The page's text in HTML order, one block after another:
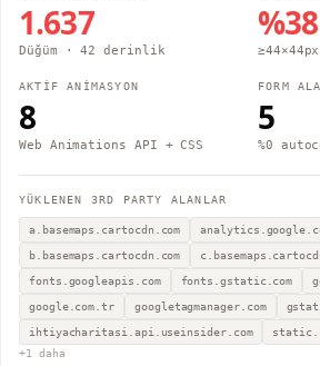
1.637
Düğüm · 42 derinlik
%38
AKTİF ANİMASYON
8
Web Animations API + CSS
FORM
5
%0
YÜKLENEN 3RD PARTY ALANLAR
a.basemaps.cartocdn.com
b.basemaps.cartocdn.com
fonts.googleapis.com fonts.gstatic.com
google.com.tr googletagmanager.com
ihtiyacharitasi.api.useinsider.com
+1 daha